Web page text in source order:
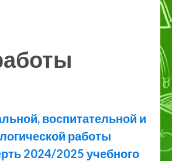
воспитательной и
работы
2024/2025 учебного